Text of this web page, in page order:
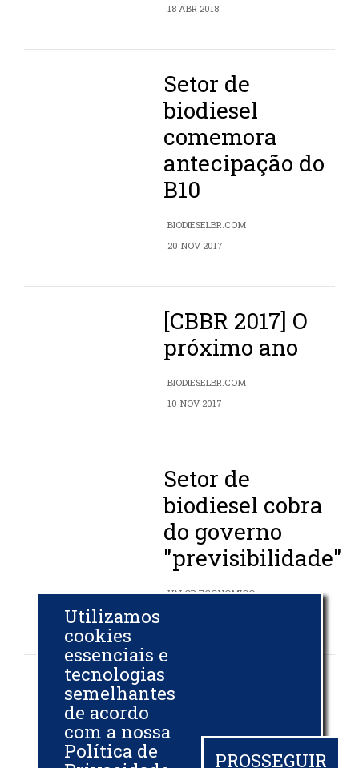
18 ABR 2018
Setor de
biodiesel
comemora
antecipação do
B10
BIODIESELBR.COM
20 NOV 2017
[CBBR 2017] O
próximo ano
BIODIESELBR.COM
10 NOV 2017
Setor de
biodiesel cobra
do governo
"previsibilidade"
VALOR ECONÔMICO
Mesa de
do biodiesel
Utilizamos
cookies
essenciais e
tecnologias
semelhantes
de acordo
com a nossa
Política de
PROSSEGUIR